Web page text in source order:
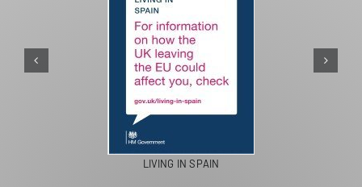
LIVING IN SPAIN